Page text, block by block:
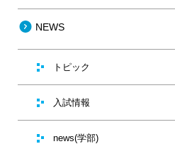
NEWS
トピック
入試情報
news(学部)